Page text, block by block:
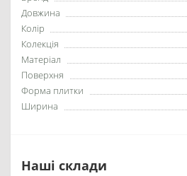
Довжина
Колір
Колекція
Матеріал
Поверхня
Форма плитки
Ширина
Наші склади